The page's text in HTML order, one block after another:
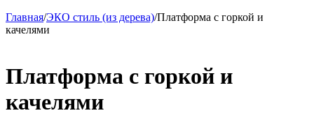
Главная/ЭКО стиль (из дерева)/Платформа с горкой и
качелями
Платформа с горкой и
качелями